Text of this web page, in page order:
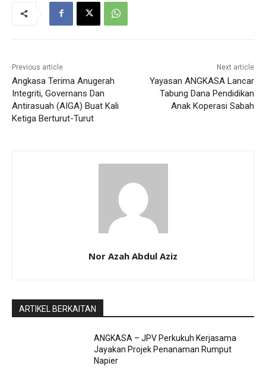
Previous article
Angkasa Terima Anugerah
Integriti, Governans Dan
Antirasuah (AIGA) Buat Kali
Ketiga Berturut-Turut
Next article
Yayasan ANGKASA Lancar
Tabung Dana Pendidikan
Anak Koperasi Sabah
Nor Azah Abdul Aziz
ARTIKEL BERKAITAN
ANGKASA – JPV Perkukuh Kerjasama
Jayakan Projek Penanaman Rumput
Napier